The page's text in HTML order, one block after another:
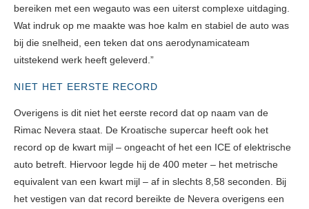
bereiken met een wegauto was een uiterst complexe uitdaging.
Wat indruk op me maakte was hoe kalm en stabiel de auto was
bij die snelheid, een teken dat ons aerodynamicateam
uitstekend werk heeft geleverd.”
NIET HET EERSTE RECORD
Overigens is dit niet het eerste record dat op naam van de
Rimac Nevera staat. De Kroatische supercar heeft ook het
record op de kwart mijl – ongeacht of het een ICE of elektrische
auto betreft. Hiervoor legde hij de 400 meter – het metrische
equivalent van een kwart mijl – af in slechts 8,58 seconden. Bij
het vestigen van dat record bereikte de Nevera overigens een